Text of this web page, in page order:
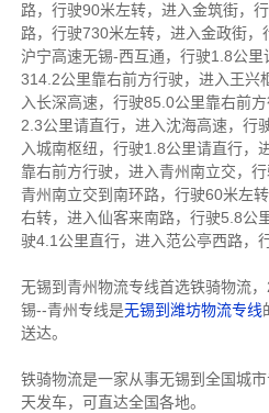
路，行驶90米左转，进入金筑街，
路，行驶730米左转，进入金政街，
沪宁高速无锡-西互通，行驶1.8公里
314.2公里靠右前方行驶，进入王兴
入长深高速，行驶85.0公里靠右前
2.3公里请直行，进入沈海高速，行
入城南枢纽，行驶1.8公里请直行，
靠右前方行驶，进入青州南立交，
青州南立交到南环路，行驶60米左
右转，进入仙客来南路，行驶5.8公
驶4.1公里直行，进入范公亭西路，
无锡到青州物流专线首选铁骑物流
锡--青州专线是无锡到潍坊物流专线
送达。
铁骑物流是一家从事无锡到全国城
天发车，可直达全国各地。